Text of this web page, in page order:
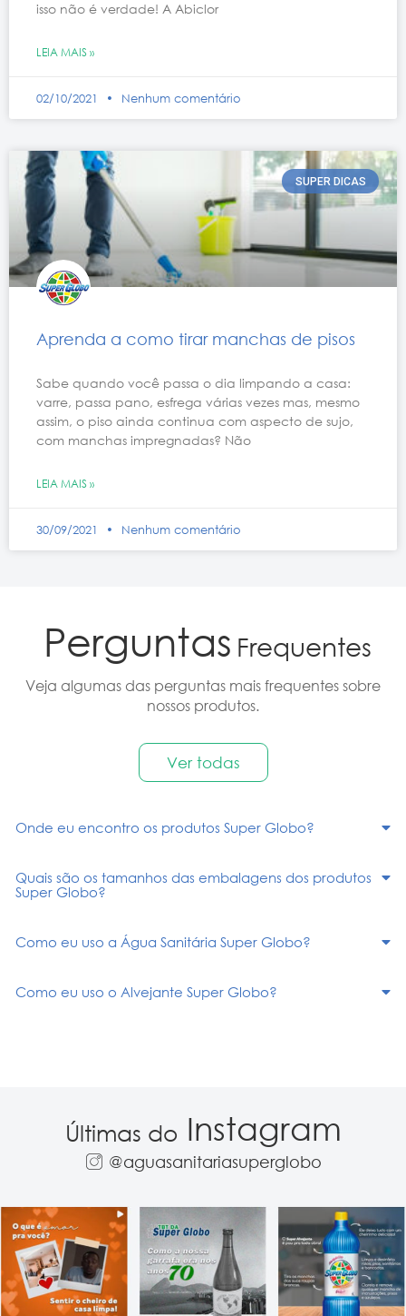
isso não é verdade! A Abiclor
LEIA MAIS »
02/10/2021 Nenhum comentário
SUPER DICAS
Aprenda a como tirar manchas de pisos
Sabe quando você passa o dia limpando a casa:
varre, passa pano, esfrega várias vezes mas, mesmo
assim, o piso ainda continua com aspecto de sujo,
com manchas impregnadas? Não
LEIA MAIS »
30/09/2021 Nenhum comentário
Perguntas Frequentes
Veja algumas das perguntas mais frequentes sobre
nossos produtos.
Ver todas
Onde eu encontro os produtos Super Globo?
Quais são os tamanhos das embalagens dos produtos
Super Globo?
Como eu uso a Água Sanitária Super Globo?
Como eu uso o Alvejante Super Globo?
Últimas do Instagram
@aguasanitariasuperglobo